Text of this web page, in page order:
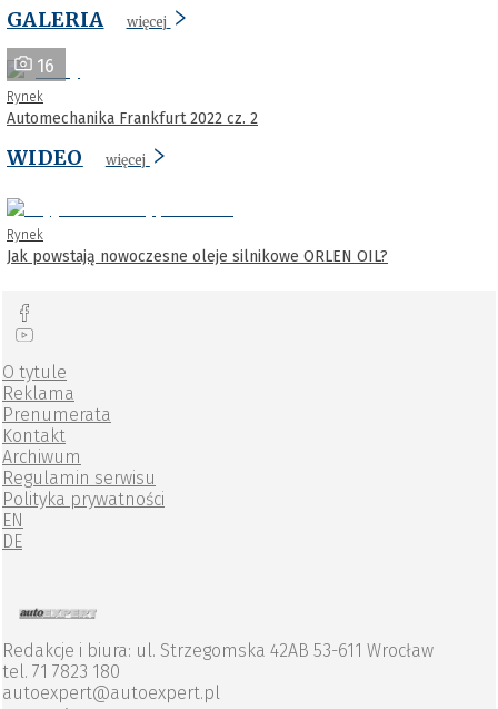
GALERIA więcej
16
Rynek
Automechanika Frankfurt 2022 cz. 2
WIDEO więcej
Rynek
Jak powstają nowoczesne oleje silnikowe ORLEN OIL?
O tytule
Reklama
Prenumerata
Kontakt
Archiwum
Regulamin serwisu
Polityka prywatności
EN
DE
Redakcje i biura: ul. Strzegomska 42AB 53-611 Wrocław
tel. 71 7823 180
autoexpert@autoexpert.pl